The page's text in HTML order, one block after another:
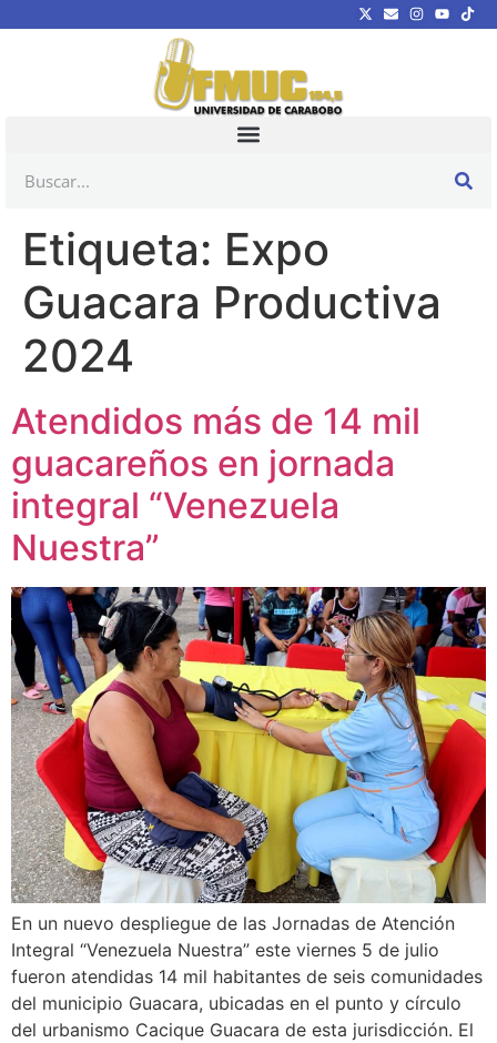
Etiqueta: Expo
Guacara Productiva
2024
Atendidos más de 14 mil
guacareños en jornada
integral “Venezuela
Nuestra”
En un nuevo despliegue de las Jornadas de Atención
Integral “Venezuela Nuestra” este viernes 5 de julio
fueron atendidas 14 mil habitantes de seis comunidades
del municipio Guacara, ubicadas en el punto y círculo
del urbanismo Cacique Guacara de esta jurisdicción. El